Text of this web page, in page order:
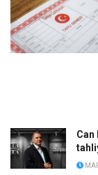
Can